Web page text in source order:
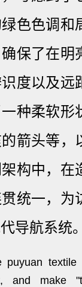
色色调和
保了在明
度以及远
种柔软形
箭头等，
构中，在
统一，为
导航系统
puyuan
and make